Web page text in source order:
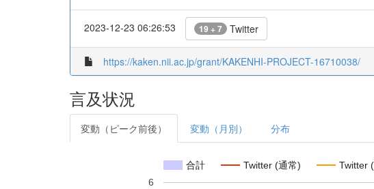
2023-12-23 06:26:53 19 + 7 Twitter
https://kaken.nii.ac.jp/grant/KAKENHI-PROJECT-16710038/
言及状況
変動（ピーク前後） 変動（月別） 分布
合計 Twitter (通常) Twitter
6